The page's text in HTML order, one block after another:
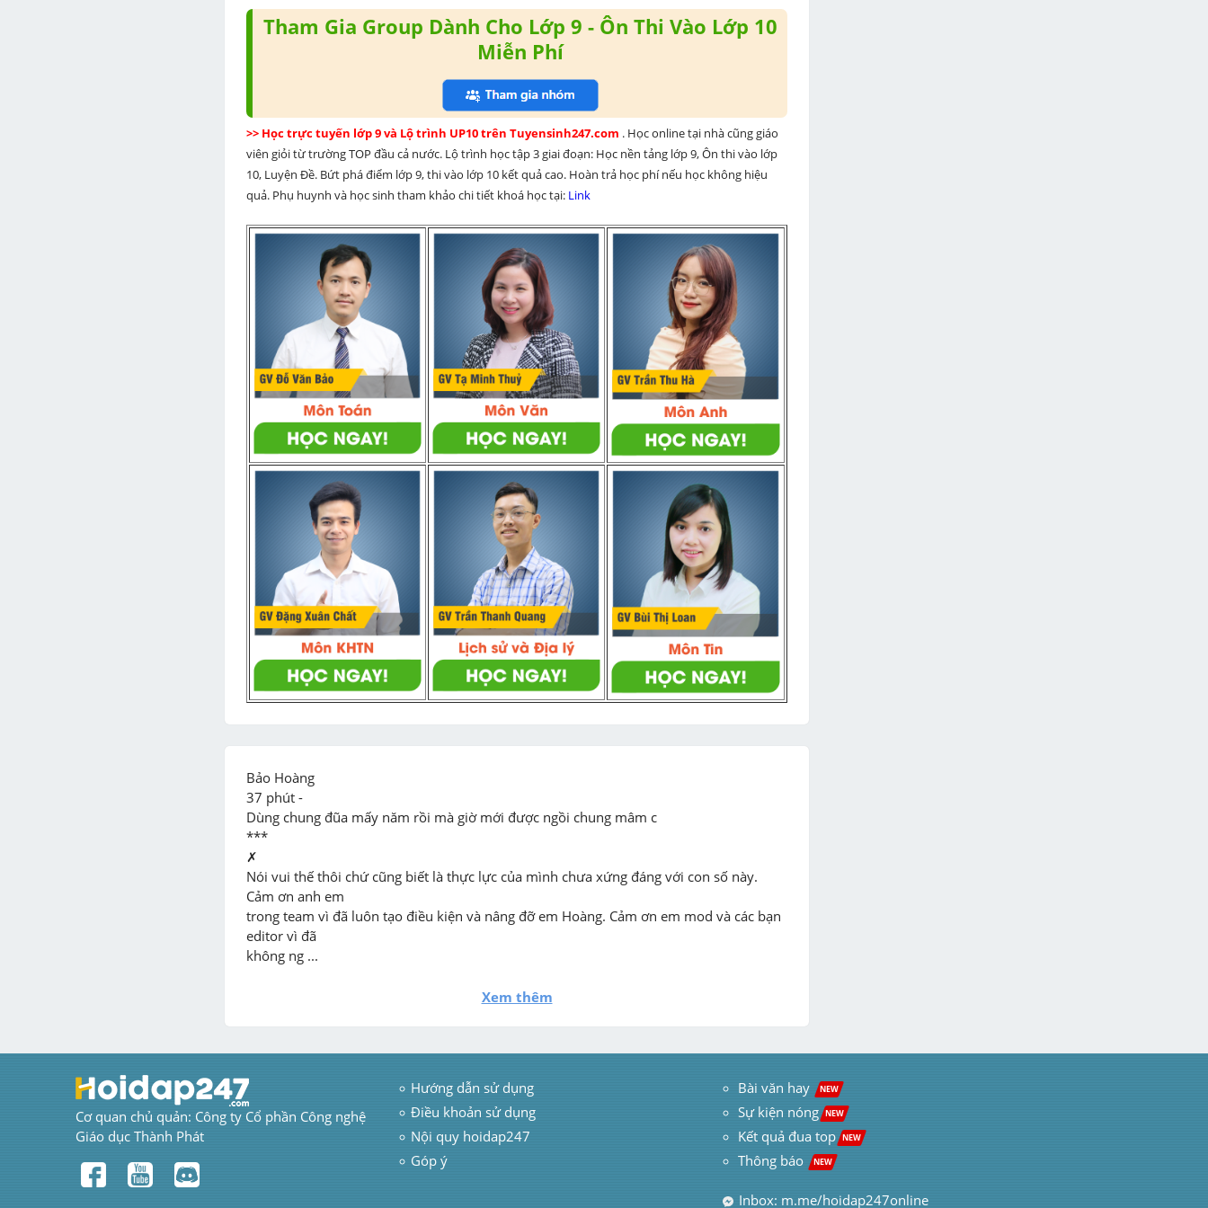
Tham Gia Group Dành Cho Lớp 9 - Ôn Thi Vào Lớp 10
Miễn Phí
>> Học trực tuyến lớp 9 và Lộ trình UP10 trên Tuyensinh247.com . Học online tại nhà cũng giáo
viên giỏi từ trường TOP đầu cả nước. Lộ trình học tập 3 giai đoạn: Học nền tảng lớp 9, Ôn thi vào lớp
10, Luyện Đề. Bứt phá điểm lớp 9, thi vào lớp 10 kết quả cao. Hoàn trả học phí nếu học không hiệu
quả. Phụ huynh và học sinh tham khảo chi tiết khoá học tại: Link
Bảo Hoàng
37 phút -
Dùng chung đũa mấy năm rồi mà giờ mới được ngồi chung mâm c
***
✗
Nói vui thế thôi chứ cũng biết là thực lực của mình chưa xứng đáng với con số này.
Cảm ơn anh em
trong team vì đã luôn tạo điều kiện và nâng đỡ em Hoàng. Cảm ơn em mod và các bạn
editor vì đã
không ng ...
Xem thêm
Cơ quan chủ quản: Công ty Cổ phần Công nghệ
Giáo dục Thành Phát
Hướng dẫn sử dụng
Điều khoản sử dụng
Nội quy hoidap247
Góp ý
Bài văn hay NEW
Sự kiện nóng NEW
Kết quả đua top NEW
Thông báo NEW
Inbox: m.me/hoidap247online